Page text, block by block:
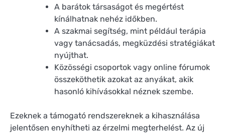
A barátok társaságot és megértést
kínálhatnak nehéz időkben.
A szakmai segítség, mint például terápia
vagy tanácsadás, megküzdési stratégiákat
nyújthat.
Közösségi csoportok vagy online fórumok
összeköthetik azokat az anyákat, akik
hasonló kihívásokkal néznek szembe.
Ezeknek a támogató rendszereknek a kihasználása
jelentősen enyhítheti az érzelmi megterhelést. Az új